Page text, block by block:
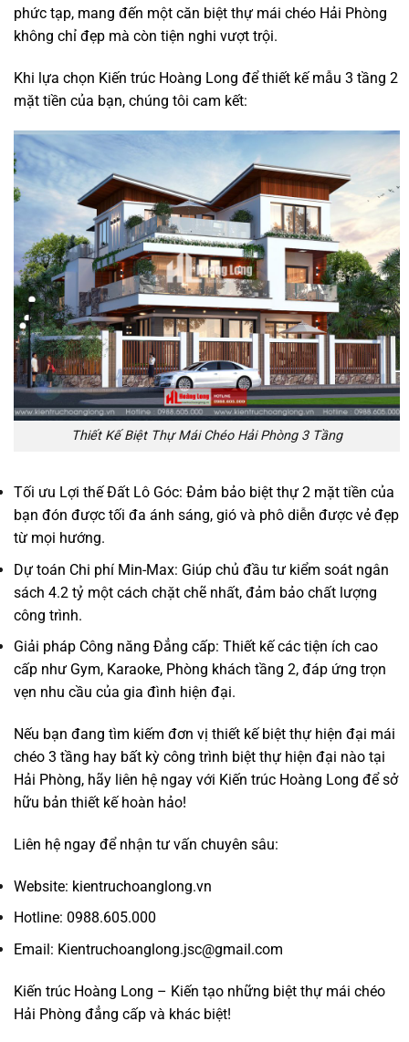
phức tạp, mang đến một căn biệt thự mái chéo Hải Phòng
không chỉ đẹp mà còn tiện nghi vượt trội.
Khi lựa chọn Kiến trúc Hoàng Long để thiết kế mẫu 3 tầng 2
mặt tiền của bạn, chúng tôi cam kết:
Thiết Kế Biệt Thự Mái Chéo Hải Phòng 3 Tầng
Tối ưu Lợi thế Đất Lô Góc: Đảm bảo biệt thự 2 mặt tiền của
bạn đón được tối đa ánh sáng, gió và phô diễn được vẻ đẹp
từ mọi hướng.
Dự toán Chi phí Min-Max: Giúp chủ đầu tư kiểm soát ngân
sách 4.2 tỷ một cách chặt chẽ nhất, đảm bảo chất lượng
công trình.
Giải pháp Công năng Đẳng cấp: Thiết kế các tiện ích cao
cấp như Gym, Karaoke, Phòng khách tầng 2, đáp ứng trọn
vẹn nhu cầu của gia đình hiện đại.
Nếu bạn đang tìm kiếm đơn vị thiết kế biệt thự hiện đại mái
chéo 3 tầng hay bất kỳ công trình biệt thự hiện đại nào tại
Hải Phòng, hãy liên hệ ngay với Kiến trúc Hoàng Long để sở
hữu bản thiết kế hoàn hảo!
Liên hệ ngay để nhận tư vấn chuyên sâu:
Website: kientruchoanglong.vn
Hotline: 0988.605.000
Email: Kientruchoanglong.jsc@gmail.com
Kiến trúc Hoàng Long – Kiến tạo những biệt thự mái chéo
Hải Phòng đẳng cấp và khác biệt!